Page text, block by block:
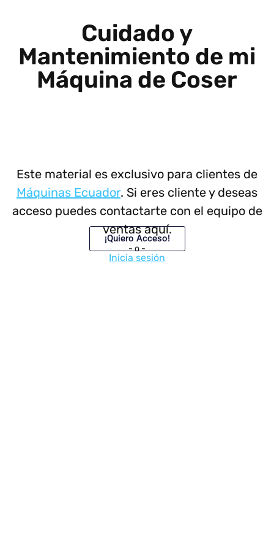
Cuidado y
Mantenimiento de mi
Máquina de Coser
Este material es exclusivo para clientes de
Máquinas Ecuador. Si eres cliente y deseas
acceso puedes contactarte con el equipo de
ventas aquí.
¡Quiero Acceso!
- o -
Inicia sesión